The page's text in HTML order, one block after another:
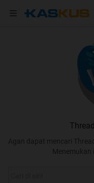
Agan dapat mencari
Menemukan